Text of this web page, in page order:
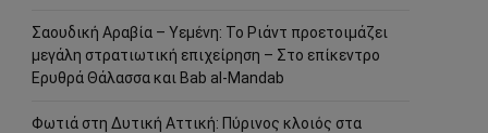
Σαουδική Αραβία – Υεμένη: Το Ριάντ προετοιμάζει
μεγάλη στρατιωτική επιχείρηση – Στο επίκεντρο
Ερυθρά Θάλασσα και Bab al-Mandab
Φωτιά στη Δυτική Αττική: Πύρινος κλοιός στα